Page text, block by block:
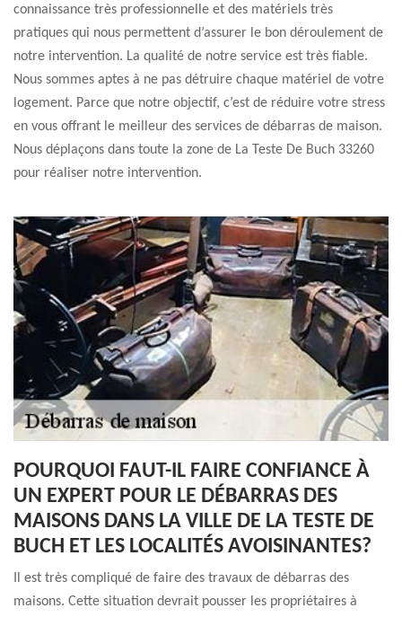
connaissance très professionnelle et des matériels très
pratiques qui nous permettent d’assurer le bon déroulement de
notre intervention. La qualité de notre service est très fiable.
Nous sommes aptes à ne pas détruire chaque matériel de votre
logement. Parce que notre objectif, c’est de réduire votre stress
en vous offrant le meilleur des services de débarras de maison.
Nous déplaçons dans toute la zone de La Teste De Buch 33260
pour réaliser notre intervention.
POURQUOI FAUT-IL FAIRE CONFIANCE À
UN EXPERT POUR LE DÉBARRAS DES
MAISONS DANS LA VILLE DE LA TESTE DE
BUCH ET LES LOCALITÉS AVOISINANTES?
Il est très compliqué de faire des travaux de débarras des
maisons. Cette situation devrait pousser les propriétaires à